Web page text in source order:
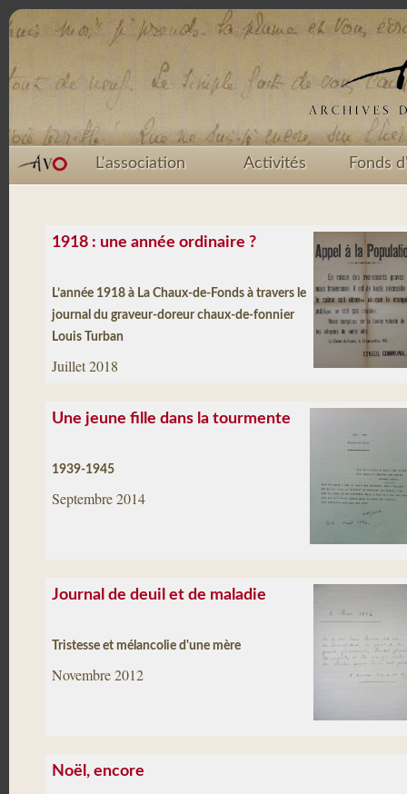
L'association Activités Fonds
1918 : une année ordinaire ?
L’année 1918 à La Chaux-de-Fonds à travers le
journal du graveur-doreur chaux-de-fonnier
Louis Turban
Juillet 2018
Une jeune fille dans la tourmente
1939-1945
Septembre 2014
Journal de deuil et de maladie
Tristesse et mélancolie d'une mère
Novembre 2012
Noël, encore